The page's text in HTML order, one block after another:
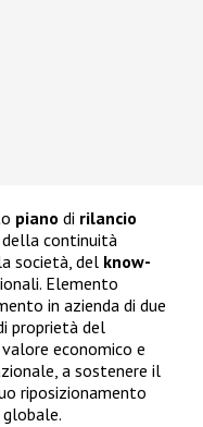
piano di rilancio
continuità
società, del know-
Elemento
in azienda di due
proprietà del
economico e
a sostenere il
riposizionamento